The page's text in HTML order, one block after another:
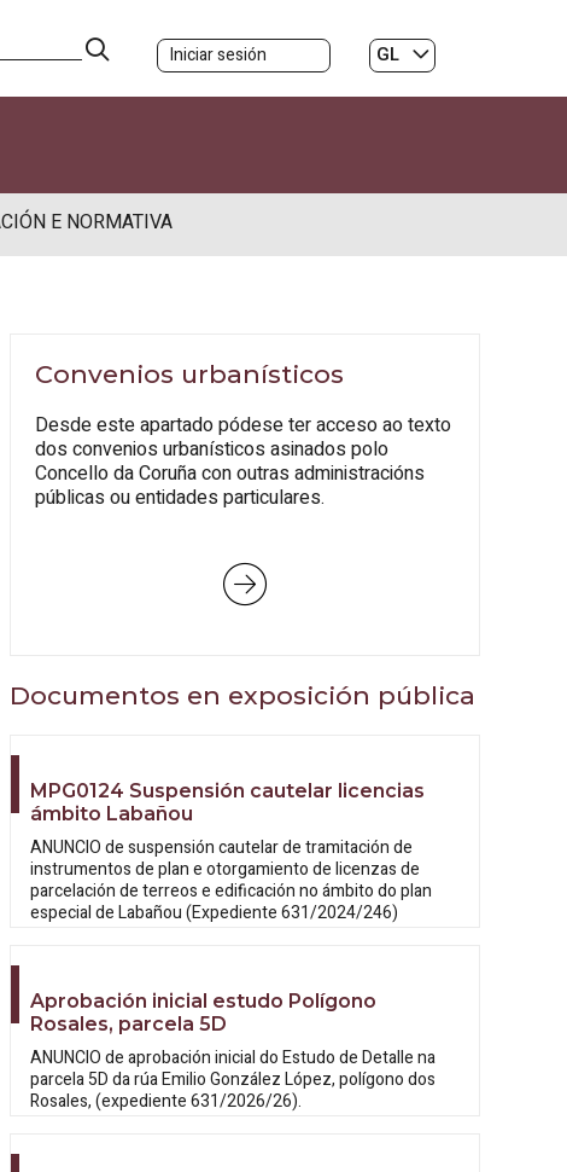
Iniciar sesión
GL
ES|
E NORMATIVA
Convenios urbanísticos
Desde este apartado pódese ter acceso ao texto
dos convenios urbanísticos asinados polo
Concello da Coruña con outras administracións
públicas ou entidades particulares.
Documentos en exposición pública
MPG0124 Suspensión cautelar licencias
ámbito Labañou
ANUNCIO de suspensión cautelar de tramitación de
instrumentos de plan e otorgamiento de licenzas de
parcelación de terreos e edificación no ámbito do plan
especial de Labañou (Expediente 631/2024/246)
Aprobación inicial estudo Polígono
Rosales, parcela 5D
ANUNCIO de aprobación inicial do Estudode Detalle na
parcela 5D da rúa Emilio González López, polígono dos
Rosales, (expediente 631/2026/26).